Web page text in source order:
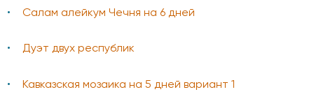
Салам алейкум Чечня на 6 дней
Дуэт двух республик
Кавказская мозаика на 5 дней вариант 1